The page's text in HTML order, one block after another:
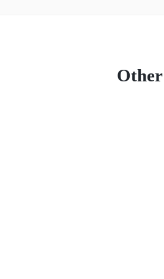
Other